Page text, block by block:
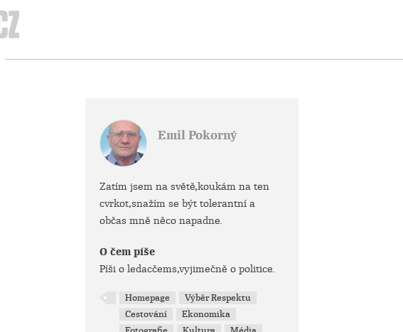
Emil Pokorný
Zatím jsem na světě,koukám na ten
cvrkot,snažím se být tolerantní a
občas mně něco napadne.
O čem píše
Píši o ledacčems,vyjimečně o politice.
Homepage
Výběr Respektu
Cestování
Ekonomika